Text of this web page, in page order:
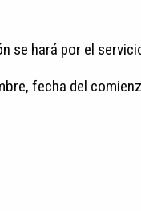
se hará por el
fecha del